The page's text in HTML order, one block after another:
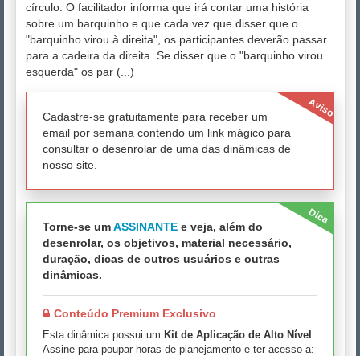
círculo. O facilitador informa que irá contar uma história
sobre um barquinho e que cada vez que disser que o
"barquinho virou à direita", os participantes deverão passar
para a cadeira da direita. Se disser que o "barquinho virou
esquerda" os par (...)
Aviso
Cadastre-se gratuitamente para receber um
email por semana contendo um link mágico para
consultar o desenrolar de uma das dinâmicas de
nosso site.
Dica
Torne-se umASSINANTE e veja, além do
desenrolar, os objetivos, material necessário,
duração, dicas de outros usuários e outras
dinâmicas.
Conteúdo Premium Exclusivo
Esta dinâmica possui um Kit de Aplicação de Alto Nível .
Assine para poupar horas de planejamento e ter acesso a: